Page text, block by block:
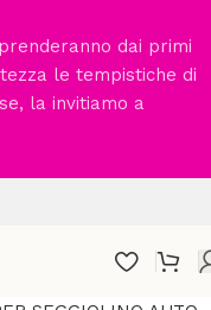
dai primi
le tempistiche di
la invitiamo a